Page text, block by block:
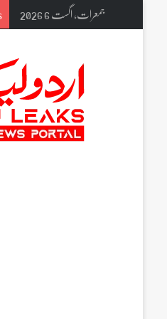
جمعرات, اگست 6 2026